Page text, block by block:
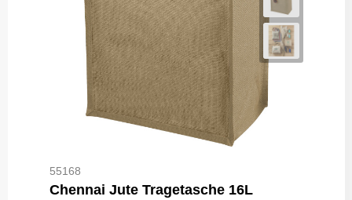
55168
Chennai Jute Tragetasche 16L